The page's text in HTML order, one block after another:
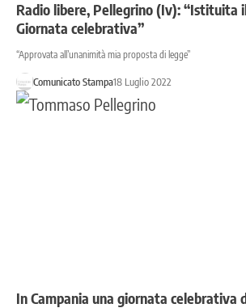
Radio libere, Pellegrino (Iv): “Istituita
Giornata celebrativa”
“Approvata all’unanimità mia proposta di legge”
Comunicato Stampa18 Luglio 2022
In Campania una giornata celebrativa